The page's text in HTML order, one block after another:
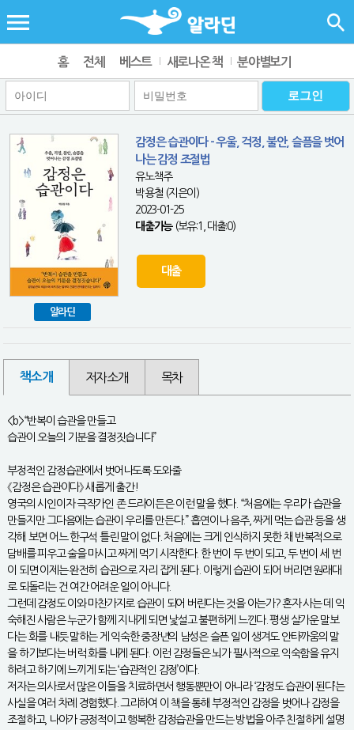
홈 전체 베스트 새로나온 책 분야별보기
알라딘
감정은 습관이다 - 우울, 걱정, 불안, 슬픔을 벗어
나는 감정 조절법
유노책주
박용철 (지은이)
2023-01-25
대출가능(보유:1, 대출:0)
대출
책소개 저자소개 목차
<b>“반복이 습관을 만들고
습관이 오늘의 기분을 결정짓습니다”
부정적인 감정습관에서 벗어나도록 도와줄
《감정은 습관이다》 새롭게 출간!
영국의 시인이자 극작가인 존 드라이든은 이런 말을 했다. “처음에는 우리가 습관을
만들지만 그다음에는 습관이 우리를 만든다.” 흡연이나 음주, 짜게 먹는 습관 등을 생
각해 보면 어느 한구석 틀린 말이 없다. 처음에는 크게 인식하지 못한 채 반복적으로
담배를 피우고 술을 마시고 짜게 먹기 시작한다. 한 번이 두 번이 되고, 두 번이 세 번
이 되면 이제는 완전히 습관으로 자리 잡게 된다. 이렇게 습관이 되어 버리면 원래대
로 되돌리는 건 여간 어려운 일이 아니다.
그런데 감정도 이와 마찬가지로 습관이 되어 버린다는 것을 아는가? 혼자 사는 데 익
숙해진 사람은 누군가 함께 지내게 되면 낯설고 불편하게 느낀다. 평생 살가운 말보
다는 화를 내듯 말하는 게 익숙한 중장년의 남성은 슬픈 일이 생겨도 안타까움의 말
을 하기보다는 버럭 화를 내게 된다. 이런 감정들은 뇌가 필사적으로 익숙함을 유지
하려고 하기에 느끼게 되는 ‘습관적인 감정’이다.
저자는 의사로서 많은 이들을 치료하면서 행동뿐만이 아니라 ‘감정도 습관이 된다’는
사실을 여러 차례 경험했다. 그리하여 이 책을 통해 부정적인 감정을 벗어나 감정을
조절하고, 나아가 긍정적이고 행복한 감정습관을 만드는 방법을 아주 친절하게 설명